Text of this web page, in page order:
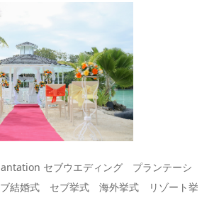
セブウエディング プランテーシ
結婚式 セブ挙式 海外挙式 リゾート挙